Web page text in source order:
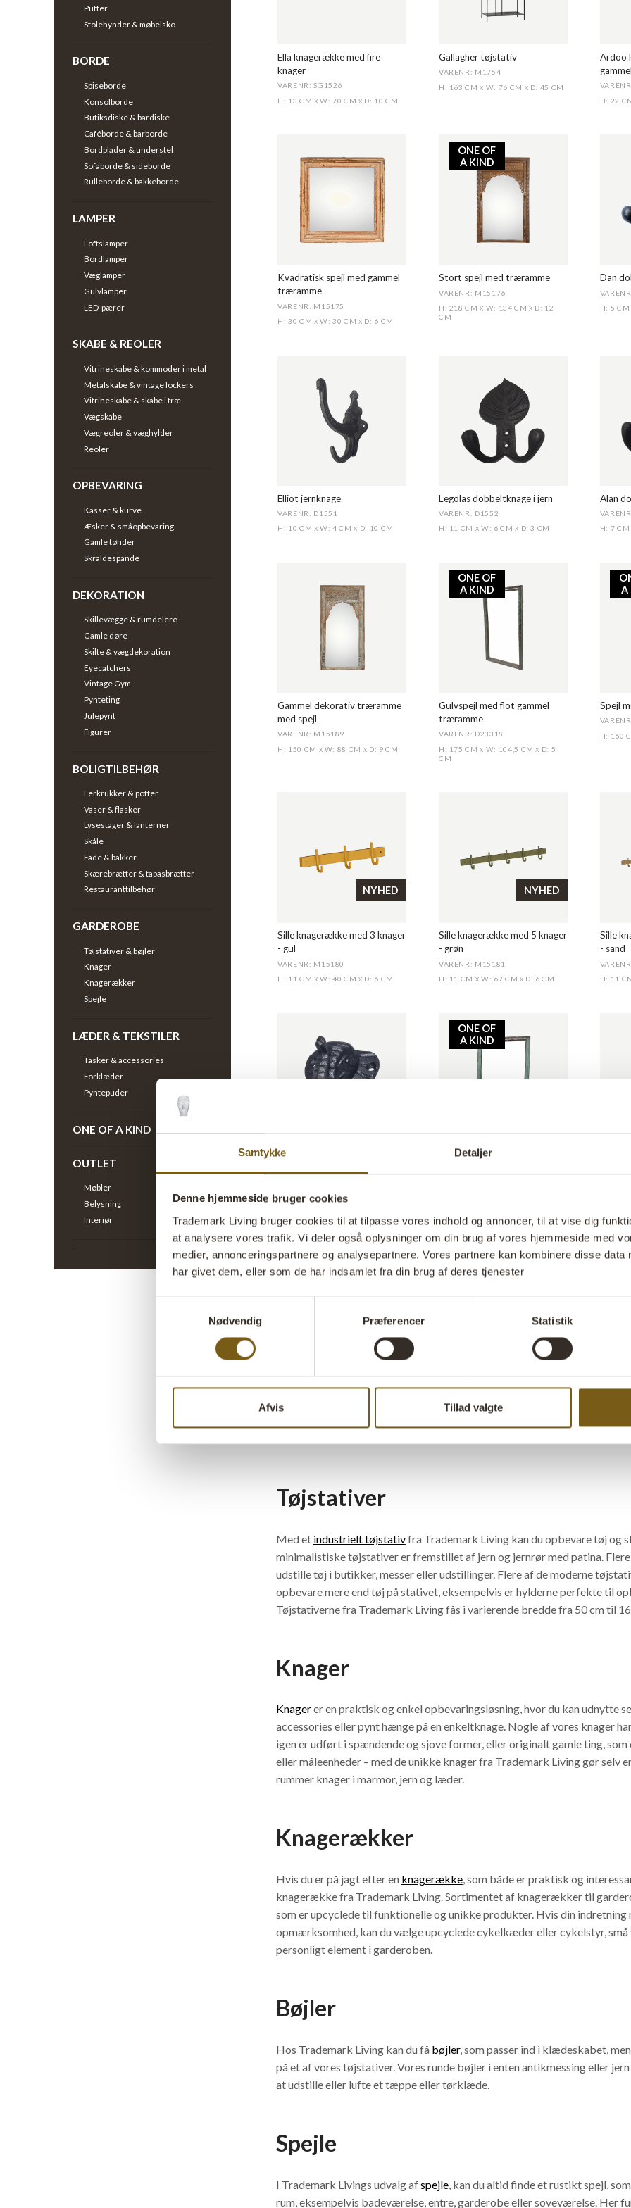
Samtykke Detaljer
Denne hjemmeside bruger cookies
Trademark Living bruger cookies til at tilpasse vores indhold og annoncer, til at vise dig
at analysere vores trafik. Vi deler også oplysninger om din brug af vores hjemmeside med
medier, annonceringspartnere og analysepartnere. Vores partnere kan kombinere disse data
har givet dem, eller som de har indsamlet fra din brug af deres tjenester
Nødvendig
Præferencer Statistik
Afvis Tillad valgte
Puffer
Stolehynder & møbelsko
BORDE
Spiseborde
Konsolborde
Butiksdiske & bardiske
Caféborde & barborde
Bordplader & understel
Sofaborde & sideborde
Rulleborde & bakkeborde
LAMPER
Loftslamper
Bordlamper
Væglamper
Gulvlamper
LED-pærer
SKABE & REOLER
Vitrineskabe & kommoder i metal
Metalskabe & vintage lockers
Vitrineskabe & skabe i træ
Vægskabe
Vægreoler & væghylder
Reoler
OPBEVARING
Kasser & kurve
Æsker & småopbevaring
Gamle tønder
Skraldespande
DEKORATION
Skillevægge & rumdelere
Gamle døre
Skilte & vægdekoration
Eyecatchers
Vintage Gym
Pynteting
Julepynt
Figurer
BOLIGTILBEHØR
Lerkrukker & potter
Vaser & flasker
Lysestager & lanterner
Skåle
Fade & bakker
Skærebrætter & tapasbrætter
Restauranttilbehør
GARDEROBE
Tøjstativer & bøjler
Knager
Knagerækker
Spejle
LÆDER & TEKSTILER
Tasker & accessories
Forklæder
Pyntepuder
ONE OF A KIND
OUTLET
Møbler
Belysning
Interiør
Ella knagerække med fire
knager
VARENR: SG1526
H: 13 CM X W: 70 CMX D: 10 CM
Gallagher tøjstativ
VARENR: M1754
H: 163 CMX W: 76 CM X D: 45 CM
Ardoo
H: 22
Kvadratisk spejl med gammel
træramme
VARENR: M15175
H: 30 CM X W: 30 CMX D: 6 CM
ONE OF
A KIND
Stort spejl med træramme
VARENR: M15176
H: 218 CMX W: 134 CMX D: 12
CM
Dan
H: 5 CM
Elliot jernknage
VARENR: D1551
H: 10 CM X W: 4 CMX D: 10 CM
Legolas dobbeltknage i jern
VARENR: D1552
H: 11 CM X W: 6 CMX D: 3 CM
Alan
H: 7 CM
Gammel dekorativ træramme
med spejl
VARENR: M15189
H: 150 CM X W: 88 CM X D: 9 CM
ONE OF
A KIND
Gulvspejl med flot gammel
træramme
VARENR: D23318
H: 175 CMX W: 104,5 CMX D: 5
CM
A
Spejl
H: 160
NYHED
Sille knagerække med 3 knager
- gul
VARENR: M15180
H: 11 CM X W: 40 CMX D: 6 CM
NYHED
Sille knagerække med 5 knager
- grøn
VARENR: M15181
H: 11 CM X W: 67 CM X D: 6 CM
Sille
- sand
H: 11
Elias jernknage
VARENR: D1554
ONE OF
A KIND
Spejl med smuk gammel
Alle priser er ekskl. moms
Indret den perfekte garderobe
Hos Trademark Living finder du et stort udvalg af alt til opbevaring af
giver et skævt og trendy tvist i din indretning af tøjbutik, erhverv eller
Mangler du et moderne tøjstativ fremstillet af jern og træ, et industrielt
upcyclede knagerækker, rå jernkroge, knager i fabrikslook, søm, rustikke
Tøjstativer
Med et industrielt tøjstativfra Trademark Living kan du opbevare tøj og
minimalistiske tøjstativer er fremstillet af jern og jernrør med patina.
udstille tøj i butikker, messer eller udstillinger. Flere af de moderne
opbevare mere end tøj på stativet, eksempelvis er hylderne perfekte til
Tøjstativerne fra Trademark Living fås i varierende bredde fra 50 cm til
Knager
Knagerer en praktisk og enkel opbevaringsløsning, hvor du kan udnytte
accessories eller pynt hænge på en enkeltknage. Nogle af vores knager
igen er udført i spændende og sjove former, eller originalt gamle ting,
eller måleenheder – med de unikke knager fra Trademark Living gør selv
rummer knager i marmor, jern og læder.
Knagerækker
Hvis du er på jagt efter en knagerække, som både er praktisk og
knagerække fra Trademark Living. Sortimentet af knagerækker til
som er upcyclede til funktionelle og unikke produkter. Hvis din
opmærksomhed, kan du vælge upcyclede cykelkæder eller cykelstyr,
personligt element i garderoben.
Bøjler
Hos Trademark Living kan du få bøjler, som passer ind i klædeskabet,
på et af vores tøjstativer. Vores runde bøjler i enten antikmessing eller
at udstille eller lufte et tæppe eller tørklæde.
Spejle
I Trademark Livings udvalg afspejle, kan du altid finde et rustikt spejl,
rum, eksempelvis badeværelse, entre, garderobe eller soveværelse. Her